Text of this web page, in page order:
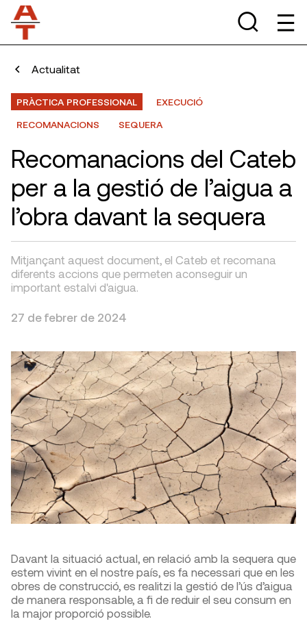
Actualitat
PRÀCTICA PROFESSIONAL
EXECUCIÓ
RECOMANACIONS
SEQUERA
Recomanacions del Cateb
per a la gestió de l’aigua a
l’obra davant la sequera
Mitjançant aquest document, el Cateb et recomana
diferents accions que permeten aconseguir un
important estalvi d'aigua.
27 de febrer de 2024
Davant la situació actual, en relació amb la sequera que
estem vivint en el nostre país, es fa necessari que en les
obres de construcció, es realitzi la gestió de l’ús d’aigua
de manera responsable, a fi de reduir el seu consum en
la major proporció possible.